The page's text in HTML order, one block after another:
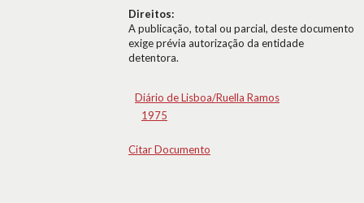
Direitos:
A publicação, total ou parcial, deste documento
exige prévia autorização da entidade
detentora.
Diário de Lisboa/Ruella Ramos
1975
Citar Documento